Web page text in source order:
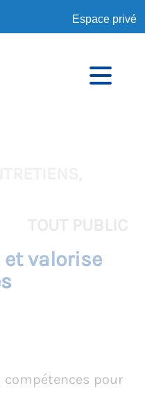
Espace privé
et valorise
compétences pour